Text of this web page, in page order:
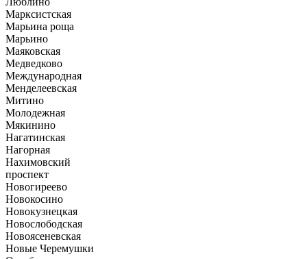
Марксистская
Марьина роща
Марьино
Маяковская
Медведково
Международная
Менделеевская
Митино
Молодежная
Мякинино
Нагатинская
Нагорная
Нахимовский
проспект
Новогиреево
Новокосино
Новокузнецкая
Новослободская
Новоясеневская
Новые Черемушки